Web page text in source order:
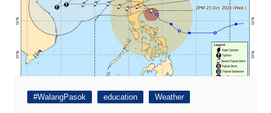
#WalangPasok education Weather